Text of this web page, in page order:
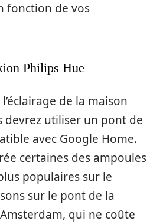
fonction de vos
Philips Hue
de la maison
devrez utiliser un pont de
avec Google Home.
certaines des ampoules
populaires sur le
sur le pont de la
qui ne coûte